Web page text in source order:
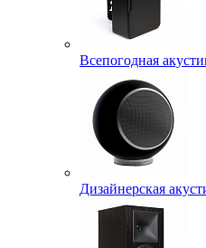
Всепогодная
Дизайнерская